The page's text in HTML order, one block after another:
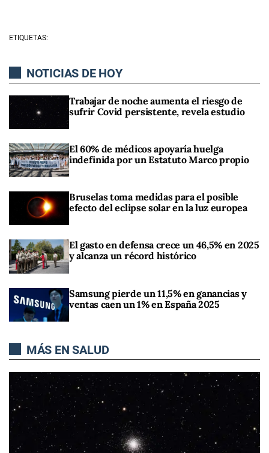
ETIQUETAS:
NOTICIAS DE HOY
Trabajar de noche aumenta el riesgo de
sufrir Covid persistente, revela estudio
El 60% de médicos apoyaría huelga
indefinida por un Estatuto Marco propio
Bruselas toma medidas para el posible
efecto del eclipse solar en la luz europea
El gasto en defensa crece un 46,5% en 2025
y alcanza un récord histórico
Samsung pierde un 11,5% en ganancias y
ventas caen un 1% en España 2025
MÁS EN SALUD